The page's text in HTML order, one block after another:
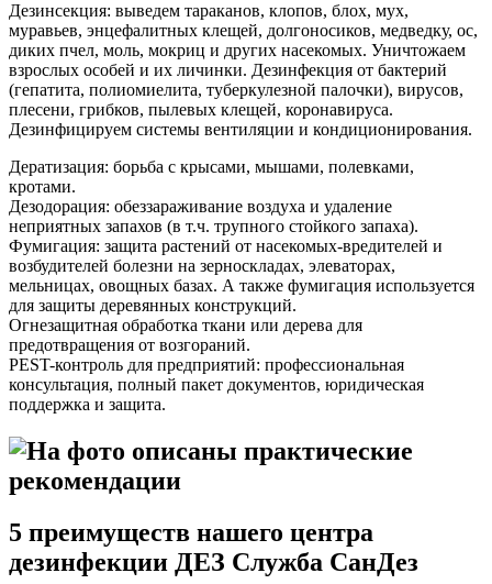
Дезинсекция: выведем тараканов, клопов, блох, мух,
муравьев, энцефалитных клещей, долгоносиков, медведку, ос,
диких пчел, моль, мокриц и других насекомых. Уничтожаем
взрослых особей и их личинки. Дезинфекция от бактерий
(гепатита, полиомиелита, туберкулезной палочки), вирусов,
плесени, грибков, пылевых клещей, коронавируса.
Дезинфицируем системы вентиляции и кондиционирования.
Дератизация: борьба с крысами, мышами, полевками,
кротами.
Дезодорация: обеззараживание воздуха и удаление
неприятных запахов (в т.ч. трупного стойкого запаха).
Фумигация: защита растений от насекомых-вредителей и
возбудителей болезни на зерноскладах, элеваторах,
мельницах, овощных базах. А также фумигация используется
для защиты деревянных конструкций.
Огнезащитная обработка ткани или дерева для
предотвращения от возгораний.
PEST-контроль для предприятий: профессиональная
консультация, полный пакет документов, юридическая
поддержка и защита.
5 преимуществ нашего центра
дезинфекции ДЕЗ Служба СанДез